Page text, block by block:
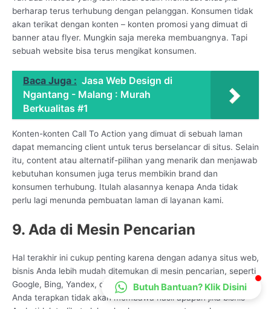
berharap terus terhubung dengan pelanggan. Konsumen tidak
akan terikat dengan konten – konten promosi yang dimuat di
banner atau flyer. Mungkin saja mereka membuangnya. Tapi
sebuah website bisa terus mengikat konsumen.
Baca Juga : Jasa Web Design di
Ngantang - Malang : Murah
Berkualitas #1
Konten-konten Call To Action yang dimuat di sebuah laman
dapat memancing client untuk terus berselancar di situs. Selain
itu, content atau alternatif-pilihan yang menarik dan menjawab
kebutuhan konsumen juga terus membikin brand dan
konsumen terhubung. Itulah alasannya kenapa Anda tidak
perlu lagi menunda pembuatan laman di layanan kami.
9. Ada di Mesin Pencarian
Hal terakhir ini cukup penting karena dengan adanya situs web,
bisnis Anda lebih mudah ditemukan di mesin pencarian, seperti
Google, Bing, Yandex, dan lainnya. Sebab, pemasaran yang
Anda terapkan tidak akan membawa hasil apapun jika bisnis
CS Lenteraweb
Butuh Bantuan? Klik Disini